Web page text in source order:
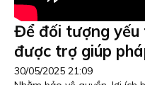
Để đối tượng yếu
được trợ giúp
30/05/2025 21:09